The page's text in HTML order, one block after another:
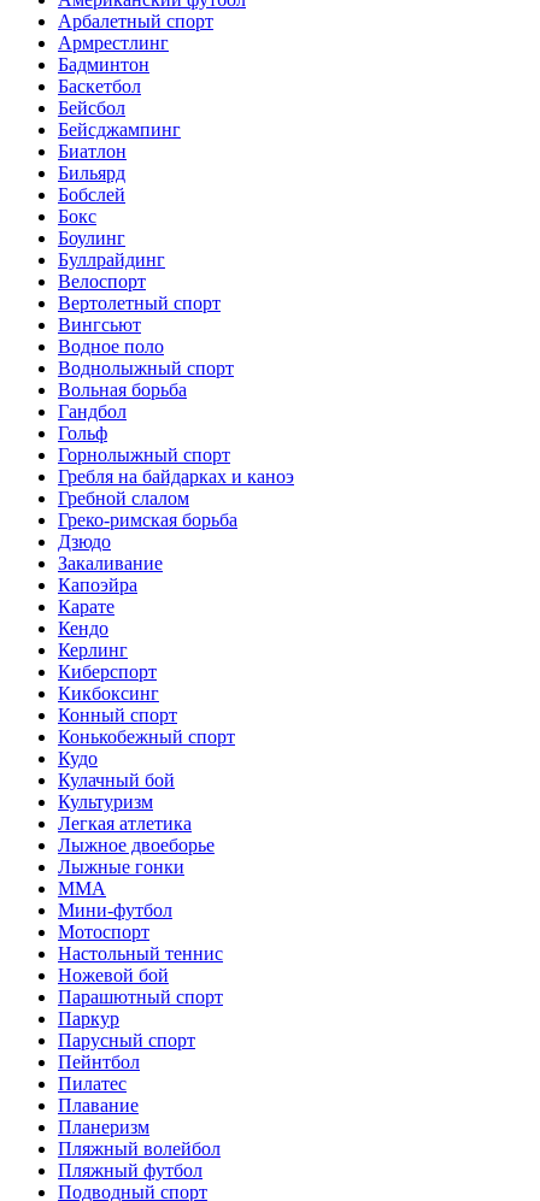
Арбалетный спорт
Армрестлинг
Бадминтон
Баскетбол
Бейсбол
Бейсджампинг
Биатлон
Бильярд
Бобслей
Бокс
Боулинг
Буллрайдинг
Велоспорт
Вертолетный спорт
Вингсьют
Водное поло
Воднолыжный спорт
Вольная борьба
Гандбол
Гольф
Горнолыжный спорт
Гребля на байдарках и каноэ
Гребной слалом
Греко-римская борьба
Дзюдо
Закаливание
Капоэйра
Карате
Кендо
Керлинг
Киберспорт
Кикбоксинг
Конный спорт
Конькобежный спорт
Кудо
Кулачный бой
Культуризм
Легкая атлетика
Лыжное двоеборье
Лыжные гонки
ММА
Мини-футбол
Мотоспорт
Настольный теннис
Ножевой бой
Парашютный спорт
Паркур
Парусный спорт
Пейнтбол
Пилатес
Плавание
Планеризм
Пляжный волейбол
Пляжный футбол
Подводный спорт